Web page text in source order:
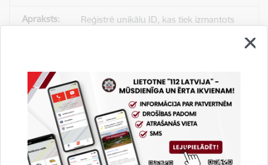
Reģistrē unikālu ID, kas tiek izmantots
_gat
Statistikas sīkdatnes (nepieciešamas, lai
uzlabotu vietnes darbību un